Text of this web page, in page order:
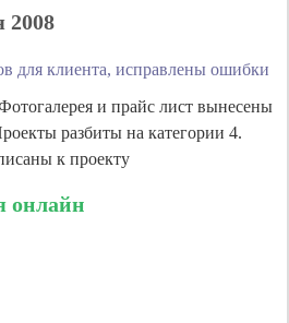
2008
для клиента, исправлены ошибки
и прайс лист вынесены
разбиты на категории 4.
к проекту
онлайн